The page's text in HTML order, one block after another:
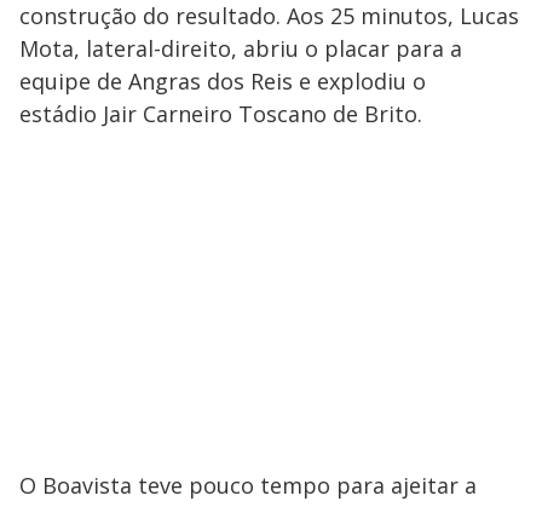
construção do resultado. Aos 25 minutos, Lucas
Mota, lateral-direito, abriu o placar para a
equipe de Angras dos Reis e explodiu o
estádio Jair Carneiro Toscano de Brito.
O Boavista teve pouco tempo para ajeitar a